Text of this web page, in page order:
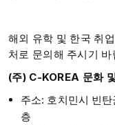
해외 유학 및 한국 취
처로 문의해 주시기 바
(주) C-KOREA 문화
주소: 호치민시 빈
층